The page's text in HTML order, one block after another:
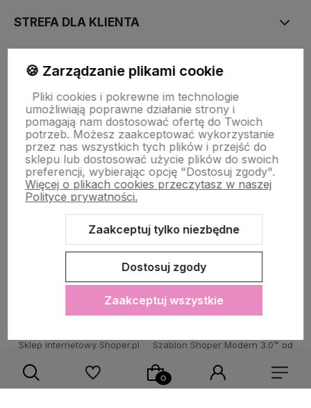
STREFA DLA KLIENTA
PŁATNOŚĆ I DOSTAWA
STRONY INFORMACYJNE
POMOC DLA KLIENTA
Sklep internetowy Shoper.pl Szablon Shoper Modern 3.0™ od
🍪 Zarządzanie plikami cookie
Pliki cookies i pokrewne im technologie
umożliwiają poprawne działanie strony i
pomagają nam dostosować ofertę do Twoich
potrzeb. Możesz zaakceptować wykorzystanie
przez nas wszystkich tych plików i przejść do
sklepu lub dostosować użycie plików do swoich
preferencji, wybierając opcję "Dostosuj zgody".
Więcej o plikach cookies przeczytasz w naszej
Polityce prywatności.
Zaakceptuj tylko niezbędne
Dostosuj zgody
Zaakceptuj wszystkie